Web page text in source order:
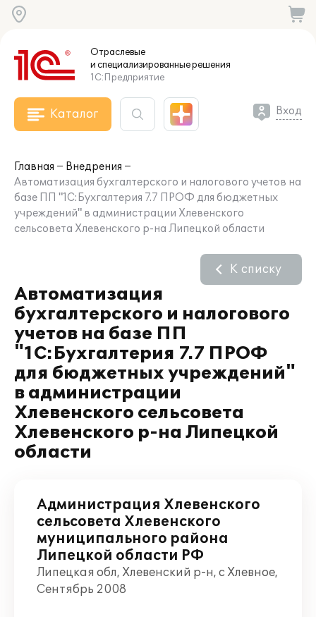
Отраслевые
и специализированныерешения
1С:Предприятие
Каталог Вход
Главная
Внедрения
Автоматизация бухгалтерского и налогового учетов на
базе ПП "1С:Бухгалтерия 7.7 ПРОФ для бюджетных
учреждений" в администрации Хлевенского
сельсовета Хлевенского р-на Липецкой области
Автоматизация
бухгалтерского и налогового
учетов на базе ПП
"1С:Бухгалтерия 7.7 ПРОФ
для бюджетных учреждений"
в администрации
Хлевенского сельсовета
Хлевенского р-на Липецкой
области
К списку
Администрация Хлевенского
сельсовета Хлевенского
муниципального района
Липецкой области РФ
Липецкая обл, Хлевенский р-н, с Хлевное,
Сентябрь 2008